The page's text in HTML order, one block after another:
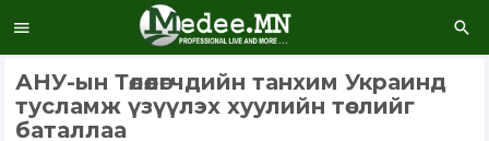
АНУ-ын Төлөөлөгчдийн танхим Украинд
тусламж үзүүлэх хуулийн төслийг
баталлаа